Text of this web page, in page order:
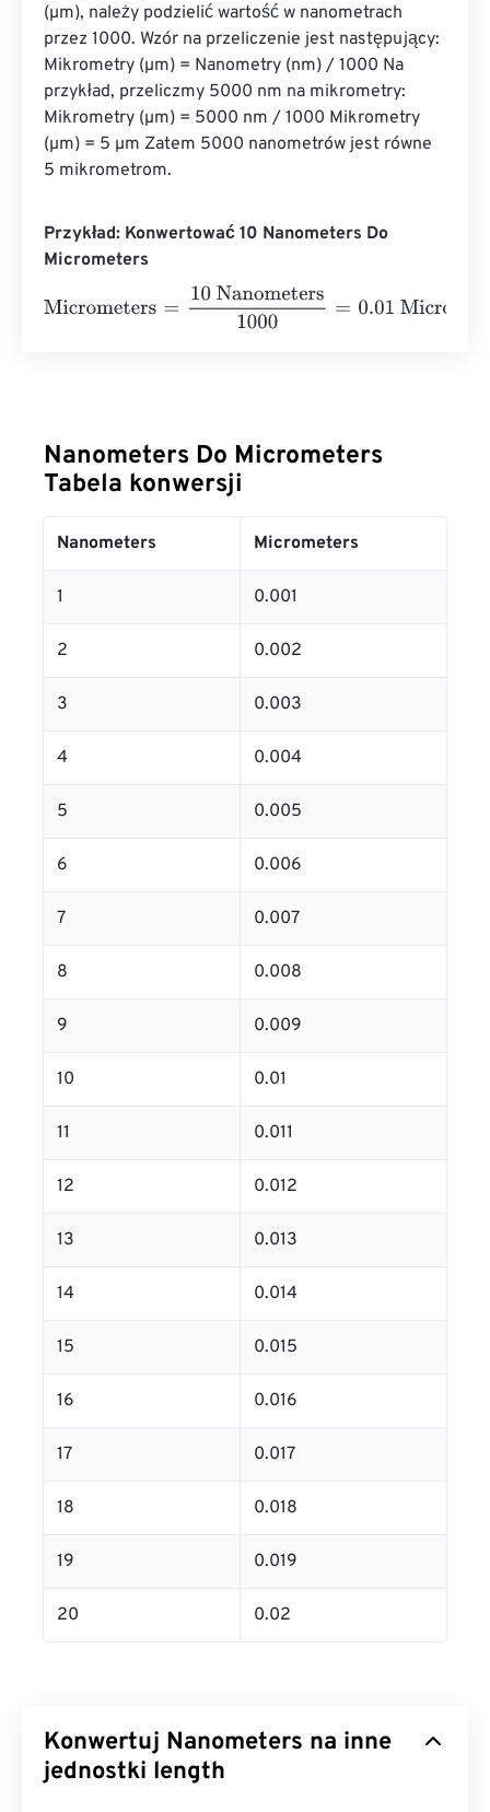
(µm), należy podzielić wartość w nanometrach
przez 1000. Wzór na przeliczenie jest następujący:
Mikrometry (µm) = Nanometry (nm) / 1000 Na
przykład, przeliczmy 5000 nm na mikrometry:
Mikrometry (µm) = 5000 nm / 1000 Mikrometry
(µm) = 5 µm Zatem 5000 nanometrów jest równe
5 mikrometrom.
Przykład: Konwertować 10 Nanometers Do
Micrometers
Micrometers
10 Nanometers1000= Micrometers
Nanometers Do Micrometers
Tabela konwersji
Nanometers Micrometers
1 0.001
2 0.002
3 0.003
4 0.004
5 0.005
6 0.006
7 0.007
8 0.008
9 0.009
10 0.01
11 0.011
12 0.012
13 0.013
14 0.014
15 0.015
16 0.016
17 0.017
18 0.018
19 0.019
20 0.02
Konwertuj Nanometers na inne
jednostki length